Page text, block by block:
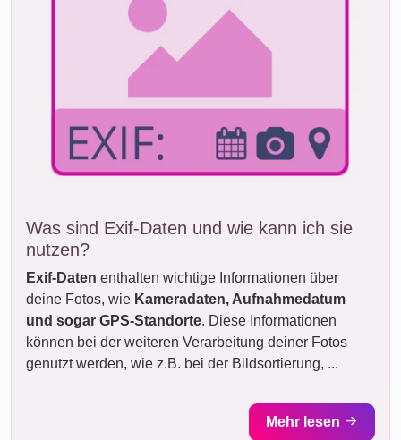
Was sind Exif-Daten und wie kann ich sie
nutzen?
Exif-Daten enthalten wichtige Informationen über
deine Fotos, wie Kameradaten, Aufnahmedatum
und sogar GPS-Standorte. Diese Informationen
können bei der weiteren Verarbeitung deiner Fotos
genutzt werden, wie z.B. bei der Bildsortierung, ...
Mehr lesen